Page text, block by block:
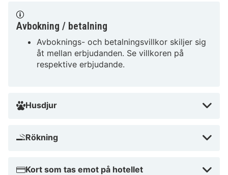
Avbokning / betalning
Avboknings- och betalningsvillkor skiljer sig
åt mellan erbjudanden. Se villkoren på
respektive erbjudande.
Husdjur
Rökning
Kort som tas emot på hotellet